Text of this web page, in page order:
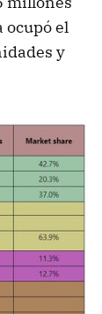
ocupó el
y